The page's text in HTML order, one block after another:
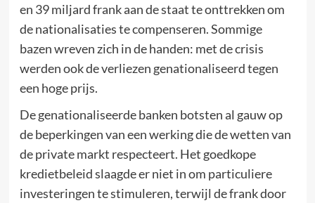
en 39 miljard frank aan de staat te onttrekken om
de nationalisaties te compenseren. Sommige
bazen wreven zich in de handen: met de crisis
werden ook de verliezen genationaliseerd tegen
een hoge prijs.
De genationaliseerde banken botsten al gauw op
de beperkingen van een werking die de wetten van
de private markt respecteert. Het goedkope
kredietbeleid slaagde er niet in om particuliere
investeringen te stimuleren, terwijl de frank door